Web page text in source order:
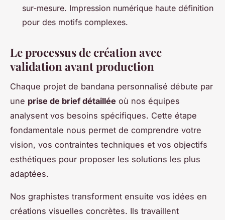
sur-mesure. Impression numérique haute définition
pour des motifs complexes.
Le processus de création avec
validation avant production
Chaque projet de bandana personnalisé débute par
une prise de brief détaillée où nos équipes
analysent vos besoins spécifiques. Cette étape
fondamentale nous permet de comprendre votre
vision, vos contraintes techniques et vos objectifs
esthétiques pour proposer les solutions les plus
adaptées.
Nos graphistes transforment ensuite vos idées en
créations visuelles concrètes. Ils travaillent